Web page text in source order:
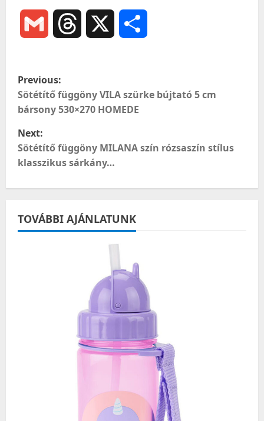
Gmail Threads
P
o
s
t
v
Previous:
Sötétítő függöny VILA szürke bújtató 5 cm
bársony 530×270 HOMEDE
Next:
Sötétítő függöny MILANA szín rózsaszín stílus
klasszikus sárkány…
TOVÁBBI AJÁNLATUNK